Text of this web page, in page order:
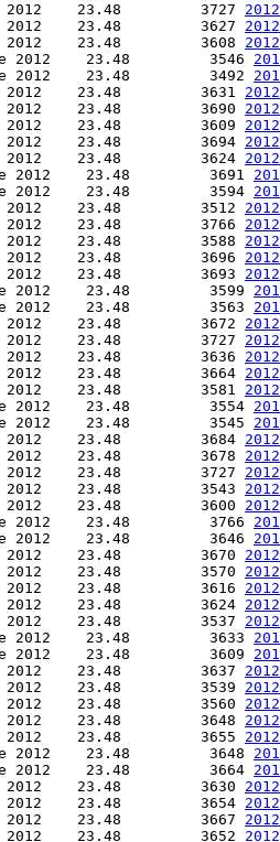
23.48         3727
23.48         3627
23.48         3608
2012    23.48         3546
2012    23.48         3492
23.48         3631
23.48         3690
23.48         3609
23.48         3694
23.48         3624
2012    23.48         3691
2012    23.48         3594
23.48         3512
23.48         3766
23.48         3588
23.48         3696
23.48         3693
2012    23.48         3599
2012    23.48         3563
23.48         3672
23.48         3727
23.48         3636
23.48         3664
23.48         3581
2012    23.48         3554
2012    23.48         3545
23.48         3684
23.48         3678
23.48         3727
23.48         3543
23.48         3600
2012    23.48         3766
2012    23.48         3646
23.48         3670
23.48         3570
23.48         3616
23.48         3624
23.48         3537
2012    23.48         3633
2012    23.48         3609
23.48         3637
23.48         3539
23.48         3560
23.48         3648
23.48         3655
2012    23.48         3648
2012    23.48         3664
23.48         3630
23.48         3654
23.48         3667
23.48         3652